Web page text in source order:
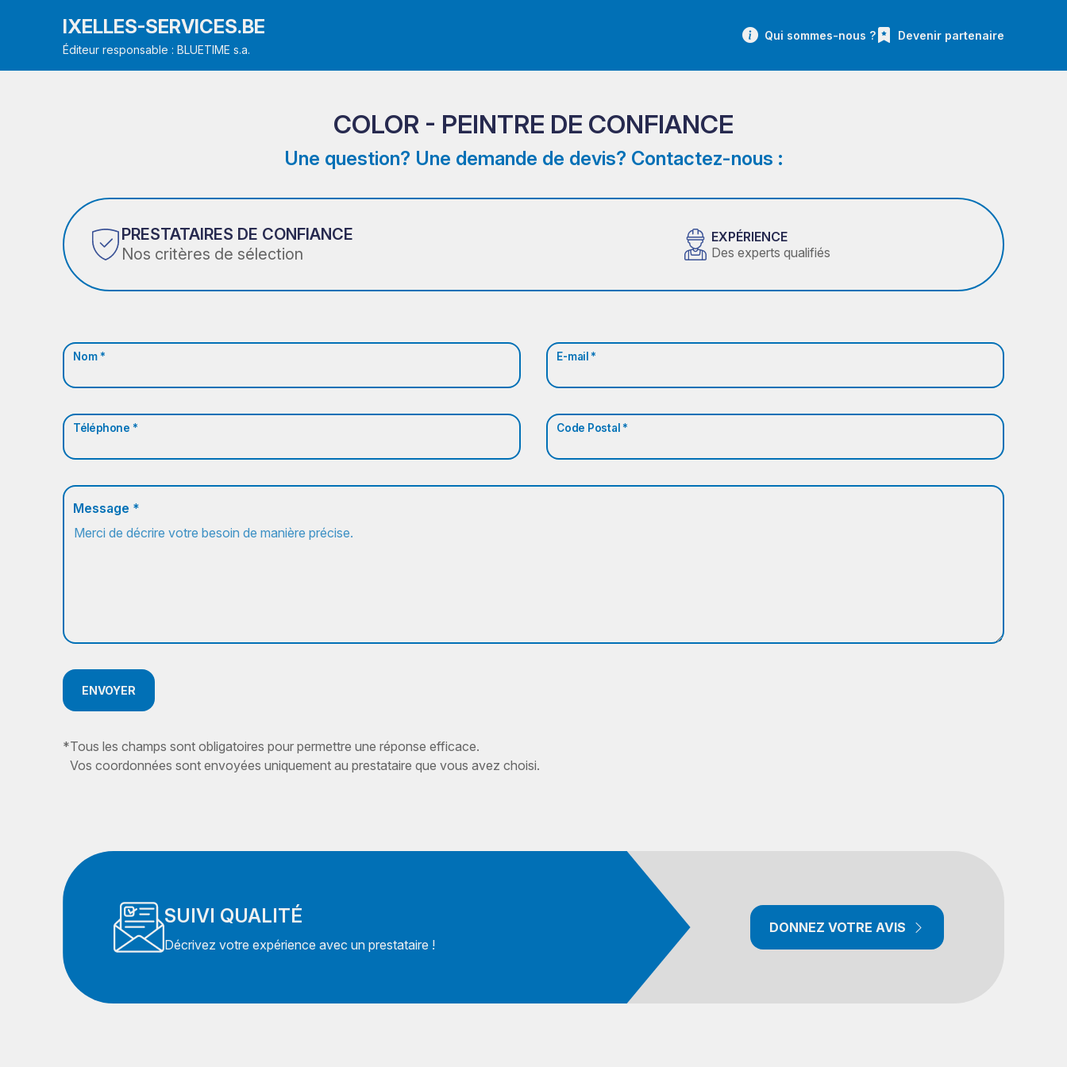
IXELLES-SERVICES.BE
Éditeur responsable : BLUETIME s.a.
Qui sommes-nous ? Devenir partenaire
COLOR - PEINTRE DE CONFIANCE
Une question? Une demande de devis? Contactez-nous :
PRESTATAIRES DE CONFIANCE
Nos critères de sélection
EXPÉRIENCE
Des experts qualifiés
Nom * E-mail *
Téléphone * Code Postal *
Message *
ENVOYER
*Tous les champs sont obligatoires pour permettre une réponse efficace.
Vos coordonnées sont envoyées uniquement au prestataire que vous avez choisi.
SUIVI QUALITÉ
Décrivez votre expérience avec un prestataire !
DONNEZ VOTRE AVIS